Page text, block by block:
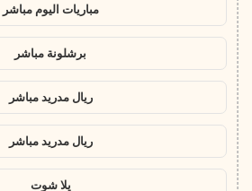
مباريات اليوم مباشر
برشلونة مباشر
ريال مدريد مباشر
ريال مدريد مباشر
يلا شوت